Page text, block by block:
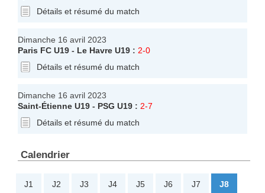
Détails et résumé du match
Dimanche 16 avril 2023
Paris FC U19 - Le Havre U19 : 2-0
Détails et résumé du match
Dimanche 16 avril 2023
Saint-Étienne U19 - PSG U19 : 2-7
Détails et résumé du match
Calendrier
J1 J2 J3 J4 J5 J6 J7 J8